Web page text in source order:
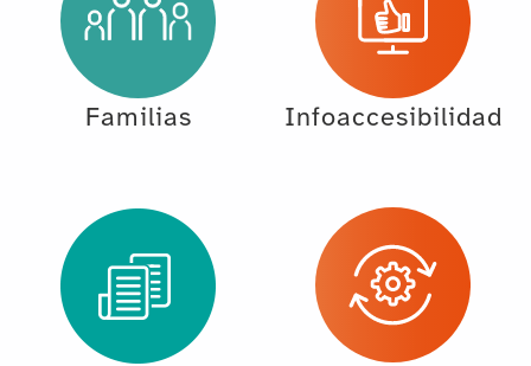
Familias Infoaccesibilidad